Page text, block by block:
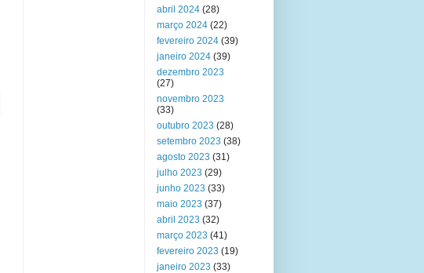
abril 2024 (28)
março 2024 (22)
fevereiro 2024 (39)
janeiro 2024 (39)
dezembro 2023
(27)
novembro 2023
(33)
outubro 2023 (28)
setembro 2023 (38)
agosto 2023 (31)
julho 2023 (29)
junho 2023 (33)
maio 2023 (37)
abril 2023 (32)
março 2023 (41)
fevereiro 2023 (19)
janeiro 2023 (33)